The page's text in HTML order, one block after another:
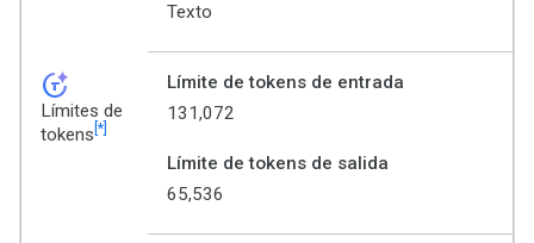
Texto
token_auto
Límites de
tokens [*]
Límite de tokens de entrada
131,072
Límite de tokens de salida
65,536